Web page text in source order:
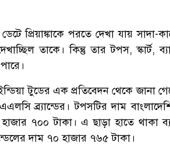
প্রিয়াঙ্কাকে পরতে দেখা যায়
তাকে। কিন্তু তার টপস,
টুডের এক প্রতিবেদন থেকে জানা
ব্র্যান্ডের। টপসটির দাম
৭০০ টাকা। এ ছাড়া হাতে থাকা
দাম ৭০ হাজার ৭৬৫ টাকা।